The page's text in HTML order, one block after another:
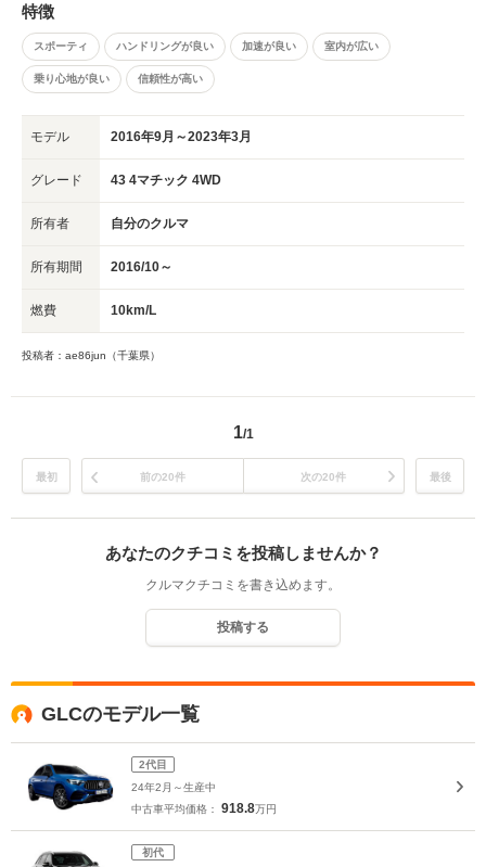
特徴
スポーティ ハンドリングが良い 加速が良い 室内が広い
乗り心地が良い 信頼性が高い
モデル 2016年9月～2023年3月
グレード 43 4マチック 4WD
所有者 自分のクルマ
所有期間 2016/10～
燃費 10km/L
投稿者：ae86jun（千葉県）
1/1
最初 前の20件 次の20件 最後
あなたのクチコミを投稿しませんか？
クルマクチコミを書き込めます。
投稿する
GLCのモデル一覧
2代目
24年2月～生産中
中古車平均価格： 918.8万円
初代